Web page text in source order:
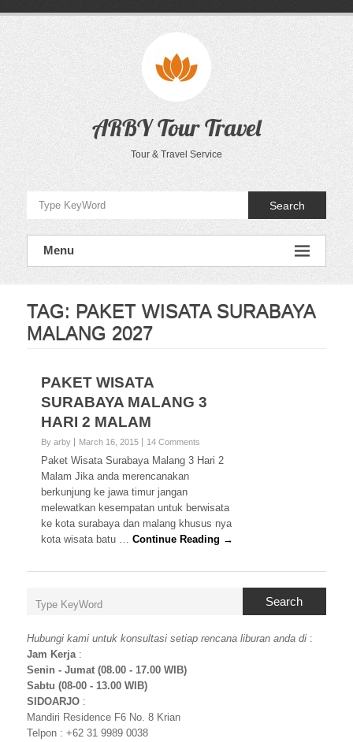
ARBY Tour Travel
Tour & Travel Service
Search
Menu
TAG: PAKET WISATA SURABAYA
MALANG 2027
PAKET WISATA
SURABAYA MALANG 3
HARI 2 MALAM
By arby March 16, 2015 14 Comments
Paket Wisata Surabaya Malang 3 Hari 2
Malam Jika anda merencanakan
berkunjung ke jawa timur jangan
melewatkan kesempatan untuk berwisata
ke kota surabaya dan malang khusus nya
kota wisata batu …Continue Reading →
Search
Hubungi kami untuk konsultasi setiap rencana liburan anda di :
Jam Kerja:
Senin - Jumat (08.00 - 17.00 WIB)
Sabtu (08-00 - 13.00 WIB)
SIDOARJO :
Mandiri Residence F6 No. 8 Krian
Telpon : +62 31 9989 0038